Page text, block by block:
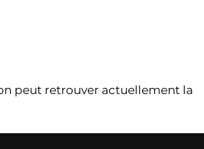
peut retrouver actuellement la